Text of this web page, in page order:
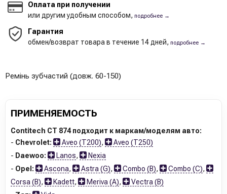
Оплата при получении
или другим удобным способом, подробнее →
Гарантия
обмен/возврат товара в течение 14 дней, подробнее →
Ремінь зубчастий (довж. 60-150)
ПРИМЕНЯЕМОСТЬ
Contitech CT 874 подходит к маркам/моделям авто:
- Chevrolet: Aveo (T200),
Aveo (T250)
- Daewoo: Lanos,
Nexia
- Opel: Ascona, Astra (G), Combo (B), Combo (C),
Corsa (B), Kadett, Meriva (A),
Vectra (B)